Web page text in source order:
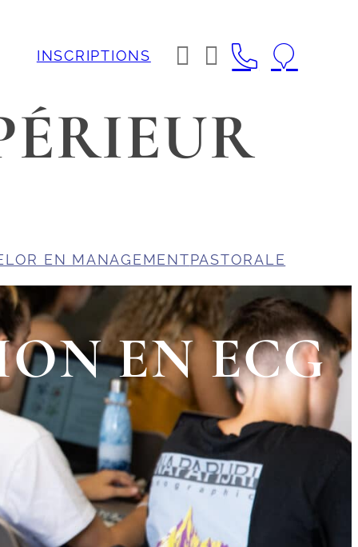
INSCRIPTIONS    
EN MANAGEMENTPASTORALE
EN ECG